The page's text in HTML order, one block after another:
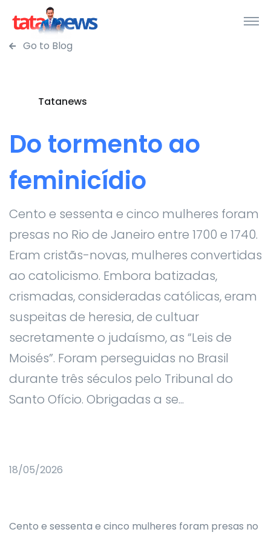
Go to Blog
Tatanews
Do tormento ao
feminicídio
Cento e sessenta e cinco mulheres foram
presas no Rio de Janeiro entre 1700 e 1740.
Eram cristãs-novas, mulheres convertidas
ao catolicismo. Embora batizadas,
crismadas, consideradas católicas, eram
suspeitas de heresia, de cultuar
secretamente o judaísmo, as “Leis de
Moisés”. Foram perseguidas no Brasil
durante três séculos pelo Tribunal do
Santo Ofício. Obrigadas a se...
18/05/2026
Cento e sessenta e cinco mulheres foram presas no